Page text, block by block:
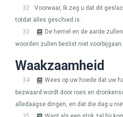
32
Voorwaar, Ik zeg u dat dit
totdat alles geschied is.
33
De hemel en de aarde
woorden zullen beslist niet voorbijgaan.
Waakzaamheid
34
Wees op uw hoede dat uw
bezwaard wordt door roes en
alledaagse dingen, en dat die dag u